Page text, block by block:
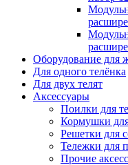
Оборудование для
Для одного телёнка
Для двух телят
Аксессуары
Поилки для
Кормушки
Решетки для
Тележки для
Прочие